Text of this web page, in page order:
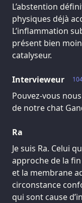
L’abstention
physiques déjà
L’inflammation
présent bien
catalyseur.
Intervieweur
Pouvez-vous
de notre chat
Ra
Je suis Ra. Celui
approche de la
et la membrane
circonstance
qui sont cause